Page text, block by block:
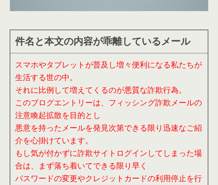
件名と本文の内容が乖離しているメール
スマホやタブレットが普及し増々便利になる私たちが
生活する世の中。
それに比例して増えてくるのが悪質な詐欺行為。
このブログエントリーは、フィッシング詐欺メールの
注意喚起拡散を目的とし
悪意を持ったメールを発見次第できる限り迅速なご紹
介を心掛けています。
もし気が付かずに詐欺サイトログインしてしまった場
合は、まず落ち着いてできる限り早く
パスワードの変更やクレジットカードの利用停止を行